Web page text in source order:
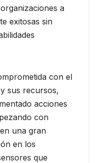
a
exitosas sin
con el
sus recursos,
acciones
con
una gran
en los
que